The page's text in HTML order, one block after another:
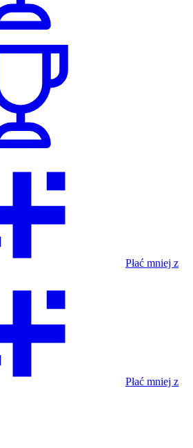
Płać mniej z
Płać mniej z